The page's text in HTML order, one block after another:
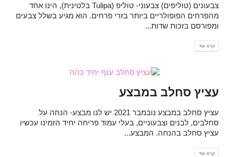
צבעונים (טוליפים) צבעוני- טוליפ (Tulipa בלטינית), הינו אחד
מהפרחים הפופולריים ביותר בזרי פרחים. הוא מגיע בשלל צבעים
ומפורסם בזכות שדות...
קרא עוד
עציץ סחלב במבצע
עציץ סחלב במבצע נובמבר 2021 יש לנו מבצע- הנחה על
סחלבים, לבנים וצבעוניים, בעלי עמוד פריחה יחיד הזמינו עכשיו
עציץ סחלב בהנחה. המבצע...
קרא עוד